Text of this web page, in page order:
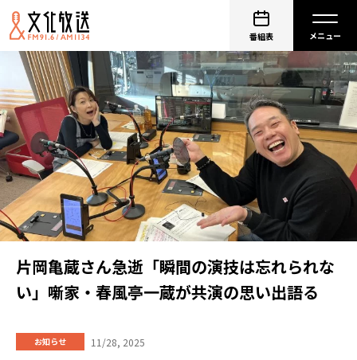
番組表
片岡亀蔵さん急逝「瞬間の演技は忘れられな
い」噺家・春風亭一蔵が共演の思い出語る
お知らせ 11/28, 2025